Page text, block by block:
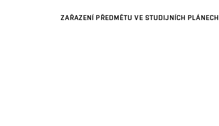
ZAŘAZENÍ PŘEDMĚTU VE STUDIJNÍCH PLÁNECH